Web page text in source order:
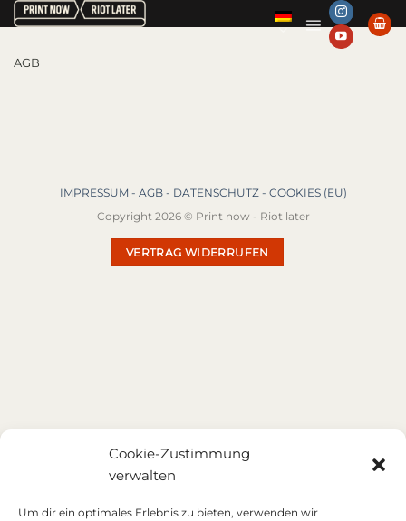
Cookie-Zustimmung
verwalten
Um dir ein optimales Erlebnis zu bieten, verwenden wir
Zum
Inhalt
AGB
IMPRESSUM - AGB - DATENSCHUTZ - COOKIES (EU)
Copyright 2026 © Print now - Riot later
VERTRAG WIDERRUFEN